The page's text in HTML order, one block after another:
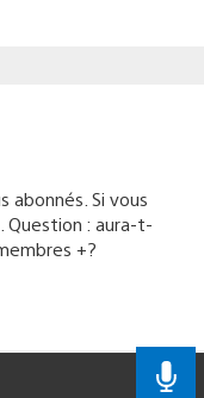
abonnés. Si vous
: aura-t-
+?